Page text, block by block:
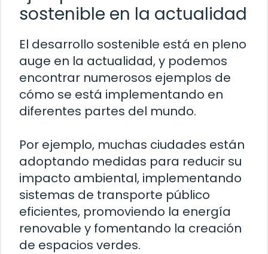
sostenible en la actualidad
El desarrollo sostenible está en pleno
auge en la actualidad, y podemos
encontrar numerosos ejemplos de
cómo se está implementando en
diferentes partes del mundo.
Por ejemplo, muchas ciudades están
adoptando medidas para reducir su
impacto ambiental, implementando
sistemas de transporte público
eficientes, promoviendo la energía
renovable y fomentando la creación
de espacios verdes.